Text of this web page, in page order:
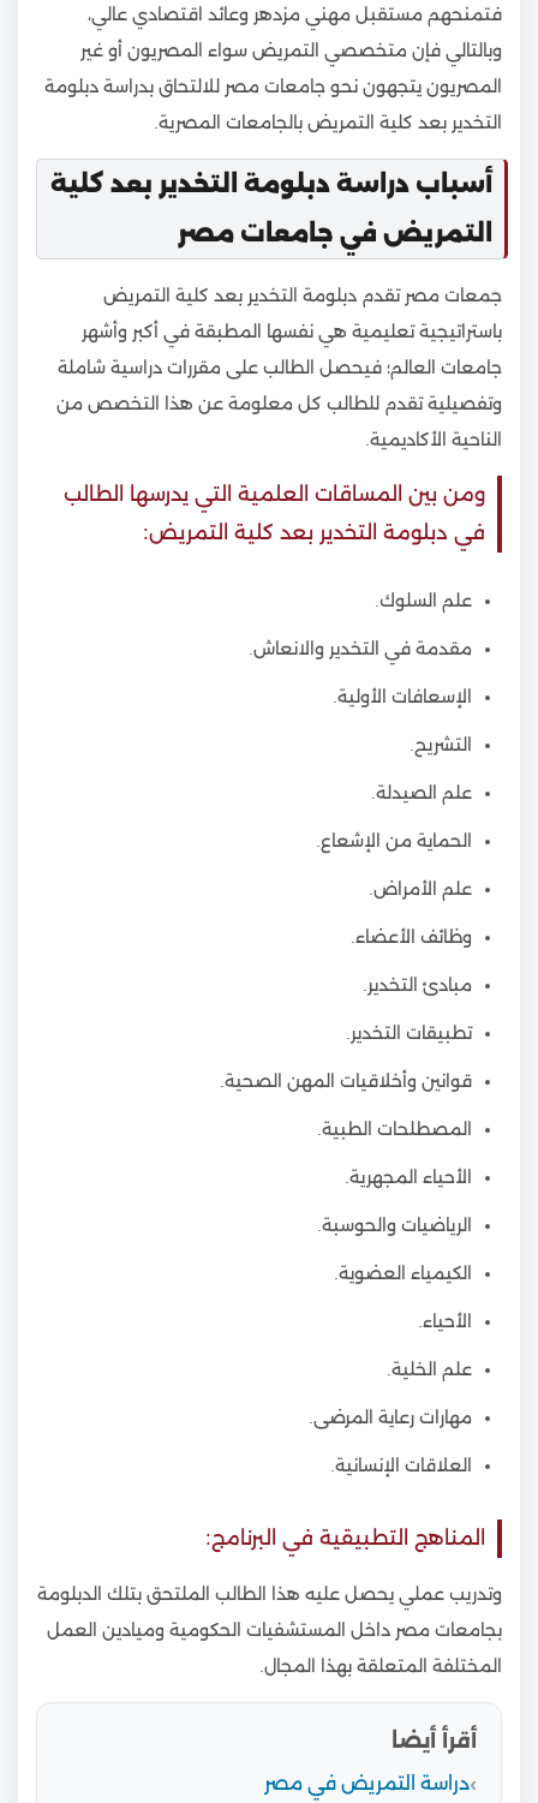
فتمنحهم مستقبل مهني مزدهر وعائد اقتصادي عالي،
وبالتالي فإن متخصصي التمريض سواء المصريون أو غير
المصريون يتجهون نحو جامعات مصر للالتحاق بدراسة دبلومة
التخدير بعد كلية التمريض بالجامعات المصرية.
أسباب دراسة دبلومة التخدير بعد كلية
التمريض في جامعات مصر
جمعات مصر تقدم دبلومة التخدير بعد كلية التمريض
باستراتيجية تعليمية هي نفسها المطبقة في أكبر وأشهر
جامعات العالم؛ فيحصل الطالب على مقررات دراسية شاملة
وتفصيلية تقدم للطالب كل معلومة عن هذا التخصص من
الناحية الأكاديمية.
ومن بين المساقات العلمية التي يدرسها الطالب
في دبلومة التخدير بعد كلية التمريض:
علم السلوك.
مقدمة في التخدير والانعاش.
الإسعافات الأولية.
التشريح.
علم الصيدلة.
الحماية من الإشعاع.
علم الأمراض.
وظائف الأعضاء.
مبادئ التخدير.
تطبيقات التخدير.
قوانين وأخلاقيات المهن الصحية.
المصطلحات الطبية.
الأحياء المجهرية.
الرياضيات والحوسبة.
الكيمياء العضوية.
الأحياء.
علم الخلية.
مهارات رعاية المرضى.
العلاقات الإنسانية.
المناهج التطبيقية في البرنامج:
وتدريب عملي يحصل عليه هذا الطالب الملتحق بتلك الدبلومة
بجامعات مصر داخل المستشفيات الحكومية وميادين العمل
المختلفة المتعلقة بهذا المجال.
أقرأ أيضا
دراسة التمريض في مصر